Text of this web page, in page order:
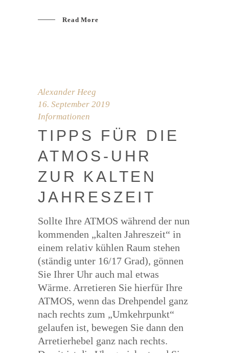
Read More
Alexander Heeg
16. September 2019
Informationen
TIPPS FÜR DIE
ATMOS-UHR
ZUR KAL­TEN
JAHRESZEIT
Sollte Ihre ATMOS während der nun
kommenden „kalten Jahreszeit“ in
einem relativ kühlen Raum stehen
(ständig unter 16/17 Grad), gönnen
Sie Ihrer Uhr auch mal etwas
Wärme. Arretieren Sie hierfür Ihre
ATMOS, wenn das Drehpendel ganz
nach rechts zum „Umkehrpunkt“
gelaufen ist, bewegen Sie dann den
Arretierhebel ganz nach rechts.